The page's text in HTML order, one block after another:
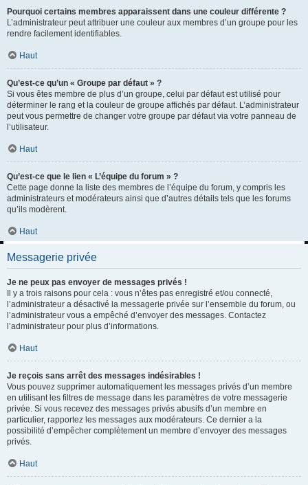
Pourquoi certains membres apparaissent dans une couleur différente ?
L’administrateur peut attribuer une couleur aux membres d’un groupe pour les
rendre facilement identifiables.
Haut
Qu’est-ce qu’un « Groupe par défaut » ?
Si vous êtes membre de plus d’un groupe, celui par défaut est utilisé pour
déterminer le rang et la couleur de groupe affichés par défaut. L’administrateur
peut vous permettre de changer votre groupe par défaut via votre panneau de
l’utilisateur.
Haut
Qu’est-ce que le lien « L’équipe du forum » ?
Cette page donne la liste des membres de l’équipe du forum, y compris les
administrateurs et modérateurs ainsi que d’autres détails tels que les forums
qu’ils modèrent.
Haut
Messagerie privée
Je ne peux pas envoyer de messages privés !
Il y a trois raisons pour cela : vous n’êtes pas enregistré et/ou connecté,
l’administrateur a désactivé la messagerie privée sur l’ensemble du forum, ou
l’administrateur vous a empêché d’envoyer des messages. Contactez
l’administrateur pour plus d’informations.
Haut
Je reçois sans arrêt des messages indésirables !
Vous pouvez supprimer automatiquement les messages privés d’un membre
en utilisant les filtres de message dans les paramètres de votre messagerie
privée. Si vous recevez des messages privés abusifs d’un membre en
particulier, rapportez les messages aux modérateurs. Ce dernier a la
possibilité d’empêcher complètement un membre d’envoyer des messages
privés.
Haut